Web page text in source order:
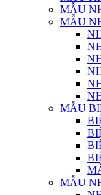
MẪU
MẪU
MẪU
MẪU